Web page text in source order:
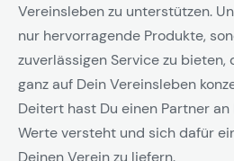
Vereinsleben zu unterstützen.
nur hervorragende Produkte,
zuverlässigen Service zu bieten,
ganz auf Dein Vereinsleben
Deitert hast Du einen Partner an
Werte versteht und sich dafür
Deinen Verein zu liefern.